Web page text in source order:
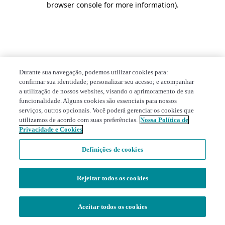
browser console for more information).
Durante sua navegação, podemos utilizar cookies para:
confirmar sua identidade; personalizar seu acesso; e acompanhar
a utilização de nossos websites, visando o aprimoramento de sua
funcionalidade. Alguns cookies são essenciais para nossos
serviços, outros opcionais. Você poderá gerenciar os cookies que
utilizamos de acordo com suas preferências. Nossa Política de
Privacidade e Cookies
Definições de cookies
Rejeitar todos os cookies
Aceitar todos os cookies